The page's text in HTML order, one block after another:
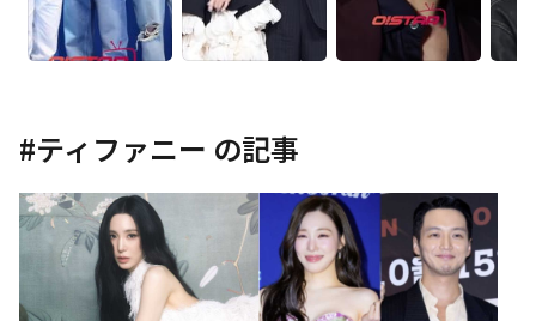
#ティファニー の記事